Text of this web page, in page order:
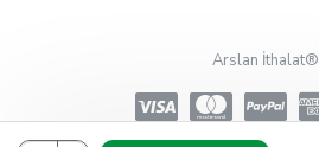
Arslan İthalat®